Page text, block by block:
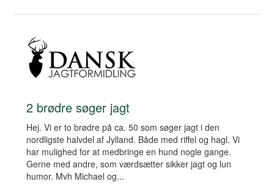
2 brødre søger jagt
Hej. Vi er to brødre på ca. 50 som søger jagt i den
nordligste halvdel af Jylland. Både med riffel og hagl. Vi
har mulighed for at medbringe en hund nogle gange.
Gerne med andre, som værdsætter sikker jagt og lun
humor. Mvh Michael og...